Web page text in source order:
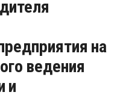
на
ведения
и